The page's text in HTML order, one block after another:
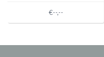
€--,--